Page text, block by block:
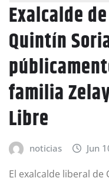
Exalcalde
Quintín
familia
Libre
noticias Jun
El exalcalde liberal